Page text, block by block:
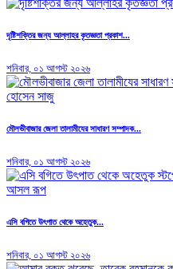
দৃষ্টিশক্তির জন্য আল্লাহর কৃতজ্ঞতা প্রকাশ...
শনিবার, ০১ আগস্ট ২০২৬
মৌলভীবাজার জেলা তালামীযের সাধারণ সম্পাদক...
শনিবার, ০১ আগস্ট ২০২৬
এসি বগিতে উৎপাত থেকে অহেতুক...
শনিবার, ০১ আগস্ট ২০২৬